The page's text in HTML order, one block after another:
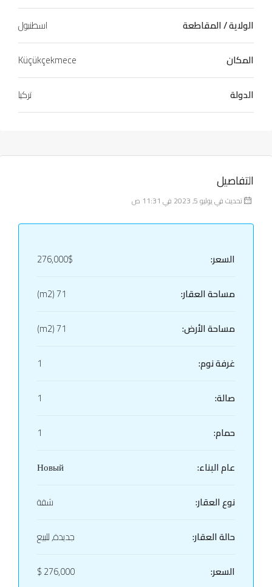
الولاية / المقاطعة
اسطنبول
المكان
Küçükçekmece
الدولة
تركيا
التفاصيل
تحديث في يوليو 5, 2023 في 11:31 ص
السعر:
276,000$
مساحة العقار:
71 (m2)
مساحة الأرض:
71 (m2)
غرفة نوم:
1
صالة:
1
حمام:
1
عام البناء:
Новый
نوع العقار:
شقة
حالة العقار:
جديدة, للبيع
السعر:
276,000 $